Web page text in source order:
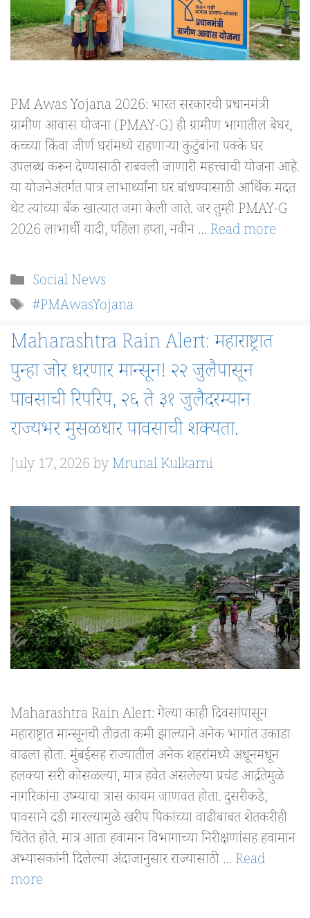
PM Awas Yojana 2026: भारत सरकारची प्रधानमंत्री
ग्रामीण आवास योजना (PMAY-G) ही ग्रामीण भागातील बेघर,
कच्च्या किंवा जीर्ण घरांमध्ये राहणाऱ्या कुटुंबांना पक्के घर
उपलब्ध करून देण्यासाठी राबवली जाणारी महत्त्वाची योजना आहे.
या योजनेअंतर्गत पात्र लाभार्थ्यांना घर बांधण्यासाठी आर्थिक मदत
थेट त्यांच्या बँक खात्यात जमा केली जाते. जर तुम्ही PMAY-G
2026 लाभार्थी यादी, पहिला हप्ता, नवीन … Read more
Categories
Social News
Tags
#PMAwasYojana
Maharashtra Rain Alert: महाराष्ट्रात
पुन्हा जोर धरणार मान्सून! २२ जुलैपासून
पावसाची रिपरिप, २६ ते ३१ जुलैदरम्यान
राज्यभर मुसळधार पावसाची शक्यता.
July 17, 2026byMrunal Kulkarni
Maharashtra Rain Alert: गेल्या काही दिवसांपासून
महाराष्ट्रात मान्सूनची तीव्रता कमी झाल्याने अनेक भागांत उकाडा
वाढला होता. मुंबईसह राज्यातील अनेक शहरांमध्ये अधूनमधून
हलक्या सरी कोसळल्या, मात्र हवेत असलेल्या प्रचंड आर्द्रतेमुळे
नागरिकांना उष्म्याचा त्रास कायम जाणवत होता. दुसरीकडे,
पावसाने दडी मारल्यामुळे खरीप पिकांच्या वाढीबाबत शेतकरीही
चिंतेत होते. मात्र आता हवामान विभागाच्या निरीक्षणांसह हवामान
अभ्यासकांनी दिलेल्या अंदाजानुसार राज्यासाठी … Read
more